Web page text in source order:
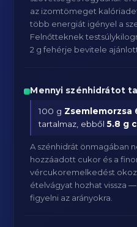
az izomtömeget
több energiát igényel a
Felnőtteknek
2 g fehérje bevitele
Mennyi szénhidrátot
100 g Zsemlemorzsa
tartalmaz, ebből5.8 g
A szénhidrát önmagában
hozzáadott cukor és a
vércukoremelkedést
ételvágyat hozhat vissza
figyelni az arányokra.